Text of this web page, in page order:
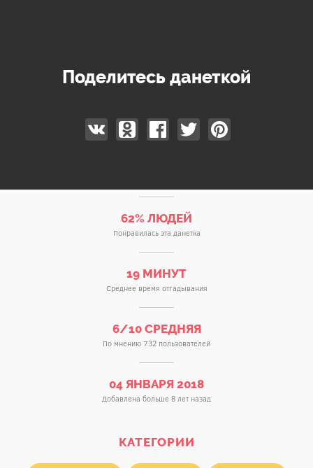
Поделитесь данеткой
62% ЛЮДЕЙ
Понравилась эта данетка
19 МИНУТ
Среднее время отгадывания
6/10 СРЕДНЯЯ
По мнению 732 пользователей
04 ЯНВАРЯ 2018
Добавлена больше 8 лет назад
КАТЕГОРИИ